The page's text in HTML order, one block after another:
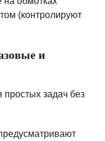
(контролируют
и
простых задач без